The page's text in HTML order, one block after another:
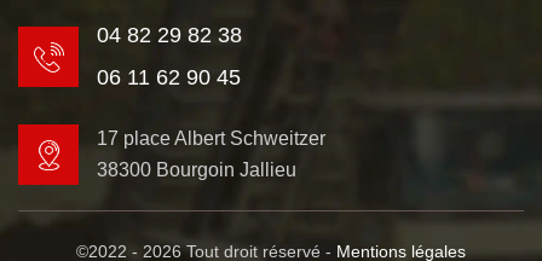
04 82 29 82 38
06 11 62 90 45
17 place Albert Schweitzer
38300 Bourgoin Jallieu
©2022 - 2026 Tout droit réservé - Mentions légales